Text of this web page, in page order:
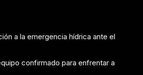
a la emergencia hídrica ante el
confirmado para enfrentar a